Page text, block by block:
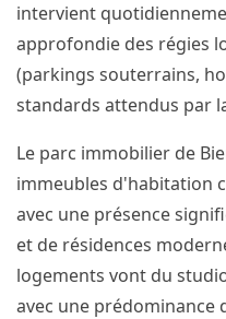
intervient
approfondie des régies
(parkings souterrains,
standards attendus par
Le parc immobilier de
immeubles d'habitation
avec une présence
et de résidences
logements vont du
avec une prédominance